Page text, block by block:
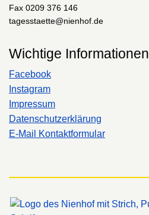
Fax 0209 376 146
tagesstaette@nienhof.de
Wichtige Informationen
Facebook
Instagram
Impressum
Datenschutzerklärung
E-Mail Kontaktformular